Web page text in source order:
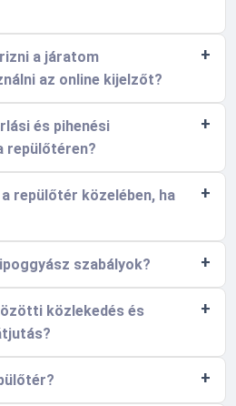
a járatom
az online kijelzőt?
és pihenési
repülőtéren?
repülőtér közelében, ha
szabályok?
közlekedés és